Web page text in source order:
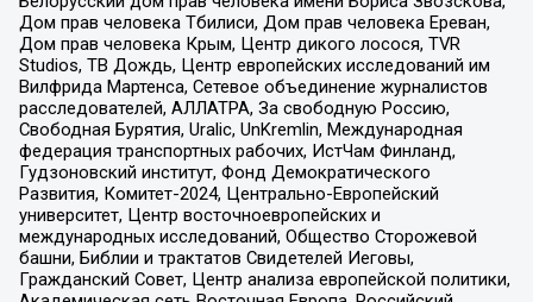
Дом прав человека Тбилиси, Дом прав человека Ереван,
Дом прав человека Крым, Центр дикого лосося, TVR
Studios, ТВ Дождь, Центр европейских исследований им
Вилфрида Мартенса, Сетевое объединение журналистов
расследователей, АЛЛАТРА, За свободную Россию,
Свободная Бурятия, Uralic, UnKremlin, Международная
федерация транспортных рабочих, ИстЧам Финланд,
Гудзоновский институт, Фонд Демократического
Развития, Комитет-2024, Центрально-Европейский
университет, Центр восточноевропейских и
международных исследований, Общество Сторожевой
башни, Библии и трактатов Свидетелей Иеговы,
Гражданский Совет, Центр анализа европейской политики,